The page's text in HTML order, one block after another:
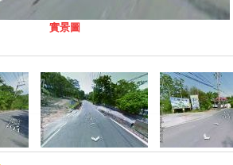
實景圖